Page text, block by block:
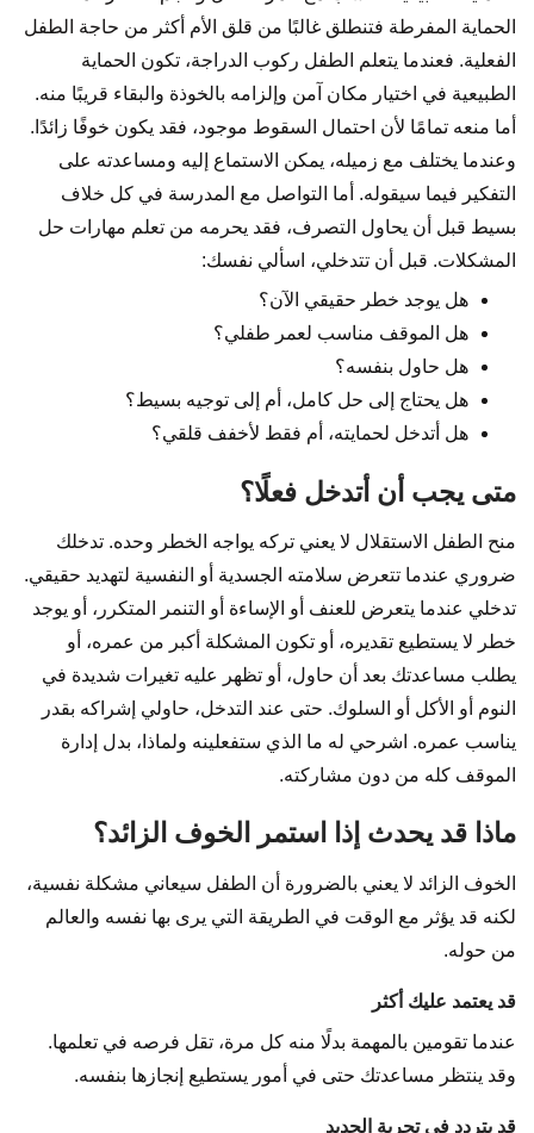
الحماية المفرطة فتنطلق غالبًا من قلق الأم أكثر من حاجة الطفل
الفعلية. فعندما يتعلم الطفل ركوب الدراجة، تكون الحماية
الطبيعية في اختيار مكان آمن وإلزامه بالخوذة والبقاء قريبًا منه.
أما منعه تمامًا لأن احتمال السقوط موجود، فقد يكون خوفًا زائدًا.
وعندما يختلف مع زميله، يمكن الاستماع إليه ومساعدته على
التفكير فيما سيقوله. أما التواصل مع المدرسة في كل خلاف
بسيط قبل أن يحاول التصرف، فقد يحرمه من تعلم مهارات حل
المشكلات. قبل أن تتدخلي، اسألي نفسك:
هل يوجد خطر حقيقي الآن؟
هل الموقف مناسب لعمر طفلي؟
هل حاول بنفسه؟
هل يحتاج إلى حل كامل، أم إلى توجيه بسيط؟
هل أتدخل لحمايته، أم فقط لأخفف قلقي؟
متى يجب أن أتدخل فعلًا؟
منح الطفل الاستقلال لا يعني تركه يواجه الخطر وحده. تدخلك
ضروري عندما تتعرض سلامته الجسدية أو النفسية لتهديد حقيقي.
تدخلي عندما يتعرض للعنف أو الإساءة أو التنمر المتكرر، أو يوجد
خطر لا يستطيع تقديره، أو تكون المشكلة أكبر من عمره، أو
يطلب مساعدتك بعد أن حاول، أو تظهر عليه تغيرات شديدة في
النوم أو الأكل أو السلوك. حتى عند التدخل، حاولي إشراكه بقدر
يناسب عمره. اشرحي له ما الذي ستفعلينه ولماذا، بدل إدارة
الموقف كله من دون مشاركته.
ماذا قد يحدث إذا استمر الخوف الزائد؟
الخوف الزائد لا يعني بالضرورة أن الطفل سيعاني مشكلة نفسية،
لكنه قد يؤثر مع الوقت في الطريقة التي يرى بها نفسه والعالم
من حوله.
قد يعتمد عليك أكثر
عندما تقومين بالمهمة بدلًا منه كل مرة، تقل فرصه في تعلمها.
وقد ينتظر مساعدتك حتى في أمور يستطيع إنجازها بنفسه.
قد يتردد في تجربة الجديد